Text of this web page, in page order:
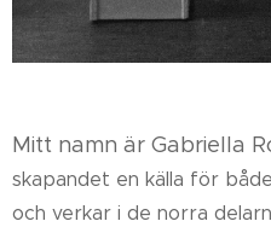
Mitt namn är Gabriella
skapandet en källa för
och verkar i de norra